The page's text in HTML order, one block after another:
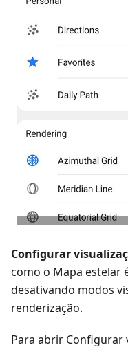
Configurar
como o Mapa estelar
desativando modos
renderização.
Para abrir Configurar